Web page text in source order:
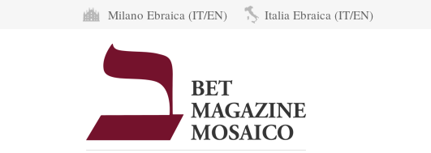
Milano Ebraica (IT/EN) Italia Ebraica (IT/EN)